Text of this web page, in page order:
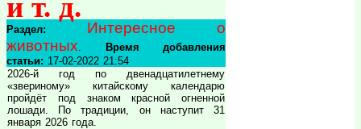
и т. д.
Раздел:
Интересное о
животных
Время добавления
статьи: 17-02-2022 21:54
2026-й год по двенадцатилетнему
«звериному» китайскому календарю
пройдёт под знаком красной огненной
лошади. По традиции, он наступит 31
января 2026 года.